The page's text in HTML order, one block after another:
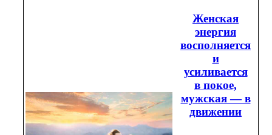
Женская
энергия
восполняется
и
усиливается
в покое,
мужская — в
движении